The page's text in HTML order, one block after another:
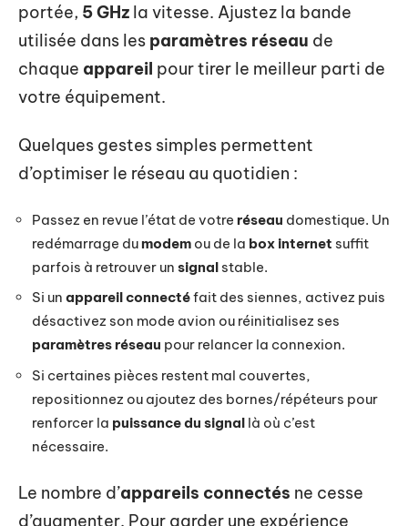
portée, 5 GHz la vitesse. Ajustez la bande
utilisée dans les paramètres réseau de
chaque appareil pour tirer le meilleur parti de
votre équipement.
Quelques gestes simples permettent
d’optimiser le réseau au quotidien :
Passez en revue l’état de votre réseau domestique. Un
redémarrage dumodem ou de la box internet suffit
parfois à retrouver un signal stable.
Si un appareil connectéfait des siennes, activez puis
désactivez son mode avion ou réinitialisez ses
paramètres réseau pour relancer la connexion.
Si certaines pièces restent mal couvertes,
repositionnez ou ajoutez des bornes/répéteurs pour
renforcer la puissance du signal là où c’est
nécessaire.
Le nombre d’appareils connectés ne cesse
d’augmenter. Pour garder une expérience